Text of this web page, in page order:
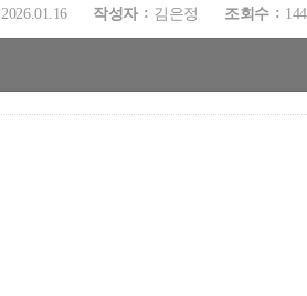
2026.01.16 작성자 김은정 조회수 144